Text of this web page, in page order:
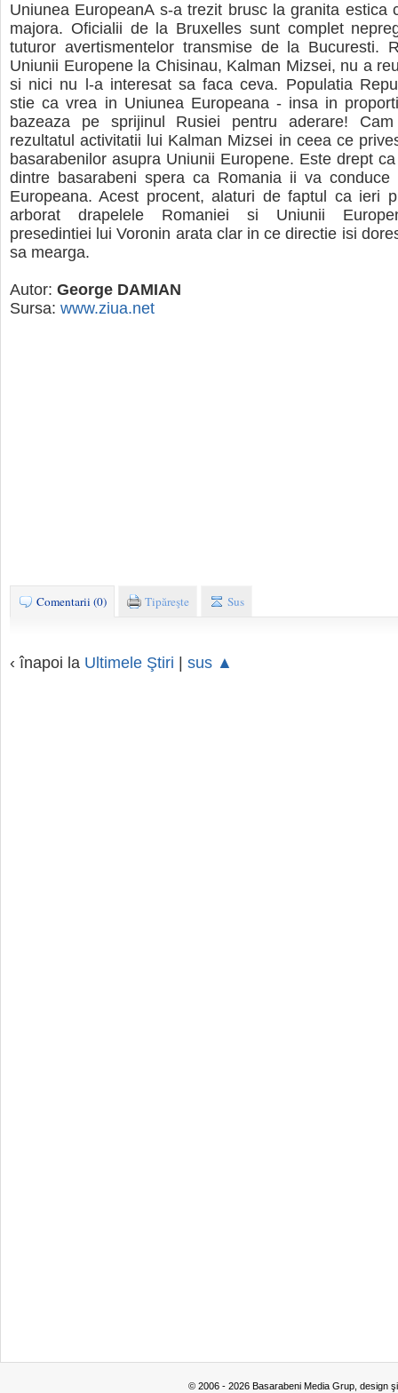
Uniunea EuropeanA s-a trezit brusc la granita estica
majora. Oficialii de la Bruxelles sunt complet
tuturor avertismentelor transmise de la Bucuresti.
Uniunii Europene la Chisinau, Kal­man Mizsei, nu a
si nici nu l-a interesat sa faca ceva. Populatia
stie ca vrea in Uniunea Europeana - insa in
bazeaza pe sprijinul Rusiei pentru aderare!
rezultatul activitatii lui Kalman Mizsei in ceea ce
basarabenilor asupra Uniunii Europene. Este drept
dintre ba­sarabeni spera ca Romania ii va conduce
Europeana. Acest procent, alaturi de faptul ca ieri
arborat drapelele Romaniei si Uniunii
presedintiei lui Voronin arata clar in ce directie isi
sa mearga.
Autor: George DAMIAN
Sursa: www.ziua.net
Comentarii (0) Tipăreşte Sus
‹ înapoi la Ultimele Ştiri sus ▲
© 2006 - 2026 Basarabeni Media Grup, design